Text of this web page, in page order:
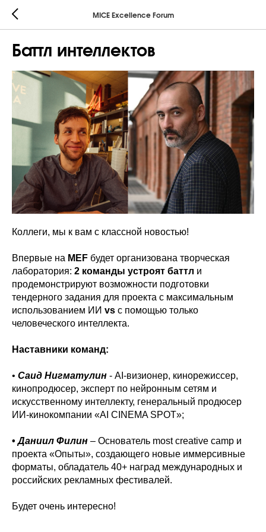
MICE Excellence Forum
Баттл интеллектов
Коллеги, мы к вам с классной новостью!
Впервые на MEF будет организована творческая
лаборатория: 2 команды устроят баттл и
продемонстрируют возможности подготовки
тендерного задания для проекта с максимальным
использованием ИИ vs с помощью только
человеческого интеллекта.
Наставники команд:
• Саид Нигматулин - AI-визионер, кинорежиссер,
кинопродюсер, эксперт по нейронным сетям и
искусственному интеллекту, генеральный продюсер
ИИ-кинокомпании «AI CINEMA SPOT»;
• Даниил Филин – Основатель most creative camp и
проекта «Опыты», создающего новые иммерсивные
форматы, обладатель 40+ наград международных и
российских рекламных фестивалей.
Будет очень интересно!